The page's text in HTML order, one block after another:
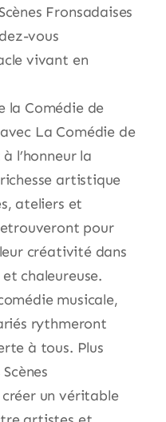
Fronsadaises
vous
vivant en
la Comédie de
La Comédie de
l’honneur la
artistique
ateliers et
pour
créativité dans
chaleureuse.
musicale,
rythmeront
à tous. Plus
un véritable